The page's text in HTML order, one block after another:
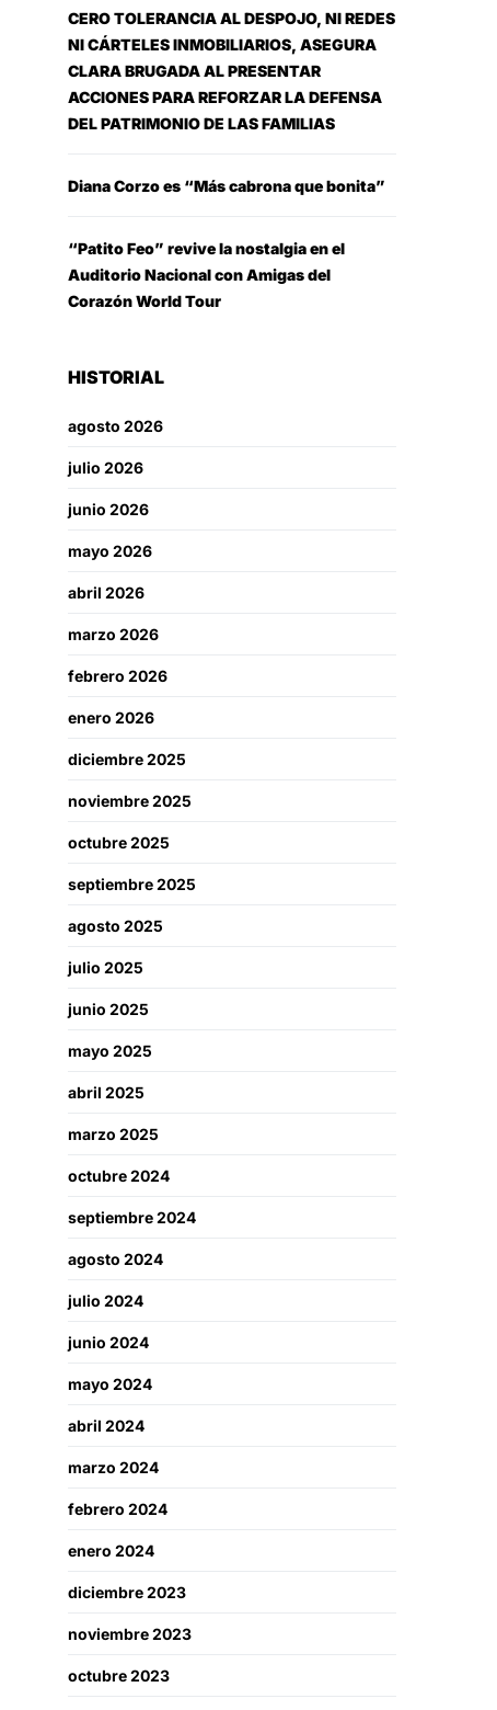
CERO TOLERANCIA AL DESPOJO, NI REDES
NI CÁRTELES INMOBILIARIOS, ASEGURA
CLARA BRUGADA AL PRESENTAR
ACCIONES PARA REFORZAR LA DEFENSA
DEL PATRIMONIO DE LAS FAMILIAS
Diana Corzo es “Más cabrona que bonita”
“Patito Feo” revive la nostalgia en el
Auditorio Nacional con Amigas del
Corazón World Tour
HISTORIAL
agosto 2026
julio 2026
junio 2026
mayo 2026
abril 2026
marzo 2026
febrero 2026
enero 2026
diciembre 2025
noviembre 2025
octubre 2025
septiembre 2025
agosto 2025
julio 2025
junio 2025
mayo 2025
abril 2025
marzo 2025
octubre 2024
septiembre 2024
agosto 2024
julio 2024
junio 2024
mayo 2024
abril 2024
marzo 2024
febrero 2024
enero 2024
diciembre 2023
noviembre 2023
octubre 2023